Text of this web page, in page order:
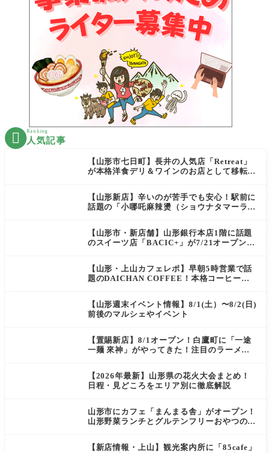
 Ranking
人気記事
【山形市七日町】長井の人気店「Retreat」
が本格洋食デリ＆ワインのお店として移転オ
【山形新店】辛いのが苦手でも安心！駅前に
話題の「小哪吒麻辣燙（ショウナタマーラー
【山形市・新店舗】山形銀行本店1階に話題
のスイーツ店「BACIC+」が7/21オープン！
【山形・上山カフェレポ】早朝5時営業で話
題のDAICHAN COFFEE！本格コーヒーを
【山形週末イベント情報】8/1(土）〜8/2(日)
前後のマルシェやイベント
【置賜新店】8/1オープン！白鷹町に「一途
一麺 來神」がやってきた！注目のラーメン
【2026年最新】山形県の花火大会まとめ！
日程・見どころをエリア別に徹底解説
山形市にカフェ「まんまる舎」がオープン！
山形野菜ランチとグルテンフリーおやつの新
【新店情報・上山】観光案内所に「85cafe」